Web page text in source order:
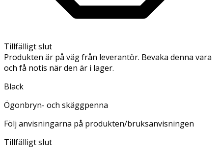
Tillfälligt slut
Produkten är på väg från leverantör. Bevaka denna vara
och få notis när den är i lager.
Black
Ögonbryn- och skäggpenna
Följ anvisningarna på produkten/bruksanvisningen
Tillfälligt slut